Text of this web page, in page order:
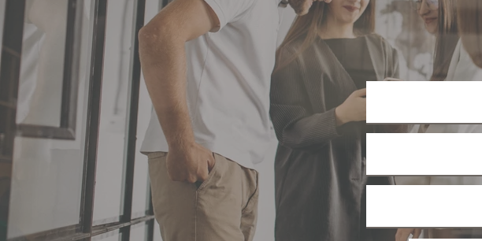
האישיות והמקצועיות